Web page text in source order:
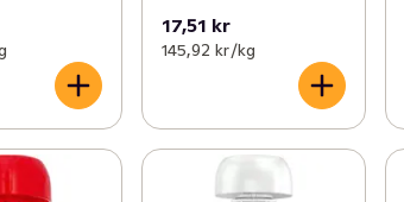
17,51 kr
145,92 kr /kg